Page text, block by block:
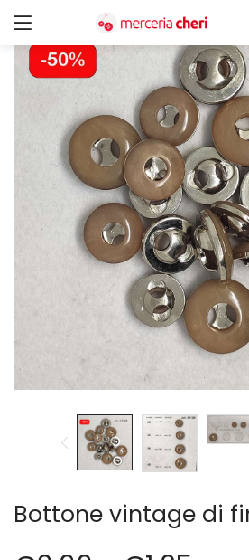
ACCEDI
Ricordami
Password
CERCA IN:
Tutte le categorie
Accessori Design (56)
Accessori merceria (94)
Cesti portalavoro (8)
Aghi e spilli (24)
Applicazioni (26)
Borse (6)
Bottoni Vintage (204)
Lotti di Bottoni vintage (27)
Bottoni/alamari/automatici (46)
Alamari (5)
Calze collant donna (24)
Cappelli (16)
Cerniere lampo / Zip/Fibbie (27)
Elastici (10)
Fodere (5)
LANA (27)
Bottone vintage di